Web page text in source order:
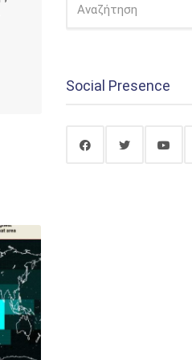
ΓΙΑ:
Social Presence